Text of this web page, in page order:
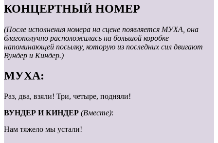
КОНЦЕРТНЫЙ НОМЕР
(После исполнения номера на сцене появляется МУХА, она
благополучно расположилась на большой коробке
напоминающей посылку, которую из последних сил двигают
Вундер и Киндер.)
МУХА:
Раз, два, взяли! Три, четыре, подняли!
ВУНДЕР И КИНДЕР (Вместе):
Нам тяжело мы устали!